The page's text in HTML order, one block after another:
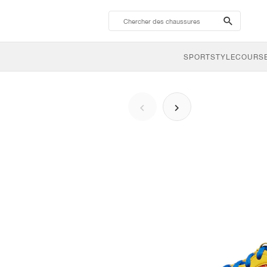
search-
btn
SPORTSTYLE